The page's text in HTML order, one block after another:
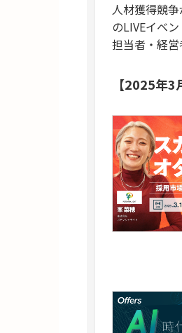
人材獲得競
のLIVEイベ
担当者・経営
【2025年